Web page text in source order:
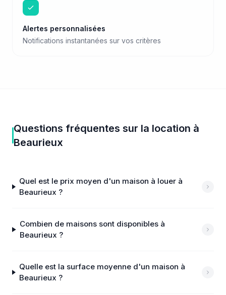
Alertes personnalisées
Notifications instantanées sur vos critères
Questions fréquentes sur la location à
Beaurieux
Quel est le prix moyen d'un maison à louer à
Beaurieux ?
Combien de maisons sont disponibles à
Beaurieux ?
Quelle est la surface moyenne d'un maison à
Beaurieux ?